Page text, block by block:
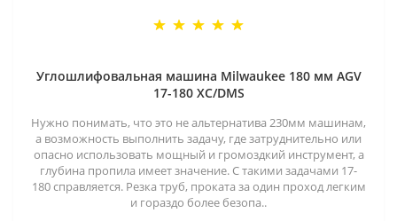
Углошлифовальная машина Milwaukee 180 мм AGV
17-180 XC/DMS
Нужно понимать, что это не альтернатива 230мм машинам,
а возможность выполнить задачу, где затруднительно или
опасно использовать мощный и громоздкий инструмент, а
глубина пропила имеет значение. С такими задачами 17-
180 справляется. Резка труб, проката за один проход легким
и гораздо более безопа..